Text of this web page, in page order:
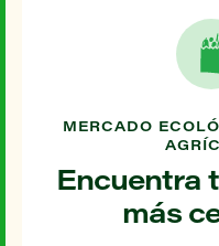
MERCADO
Encuentra
más